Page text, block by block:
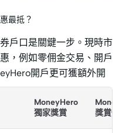
最抵？
戶口是關鍵一步。現時市
，例如零佣金交易、開戶
開戶更可獲額外開
MoneyHero
獨家獎賞
獎賞價